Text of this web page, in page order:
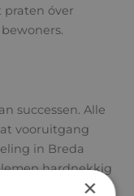
praten óver
successen. Alle
vooruitgang
in Breda
hardnekkig
rond Oud
×